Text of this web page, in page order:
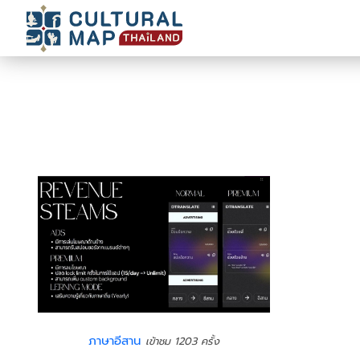
ภาษาอีสาน เข้าชม 1203 ครั้ง